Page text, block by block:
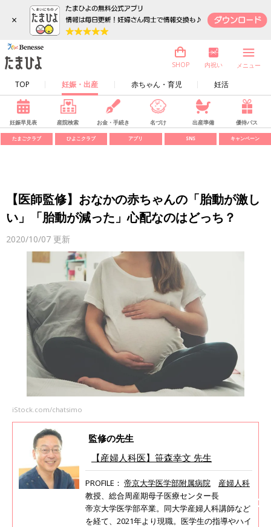
×
TOP 妊娠・出産 赤ちゃん・育児 妊活
SHOP 内祝い メニュー
妊娠早見表 産院検索 お金・手続き 名づけ 出産準備 優待パス
たまごクラブ ひよこクラブ アプリ SNS キャンペーン
【医師監修】おなかの赤ちゃんの「胎動が激し
い」「胎動が減った」心配なのはどっち？
2020/10/07 更新
iStock.com/chatsimo
監修の先生
【産婦人科医】笹森幸文 先生
PROFILE： 帝京大学医学部附属病院
産婦人科
教授、総合周産期母子医療センター長
帝京大学医学部卒業。同大学産婦人科講師など
を経て、2021年より現職。医学生の指導やハイ